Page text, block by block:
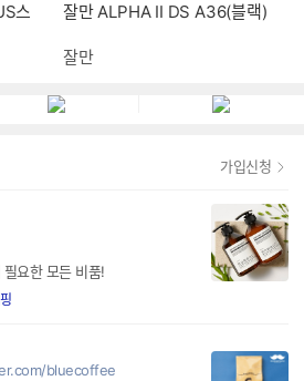
스
잘만 ALPHA II DS A36(블랙)
잘만
가입신청
요한 모든 비품!
bluecoffee